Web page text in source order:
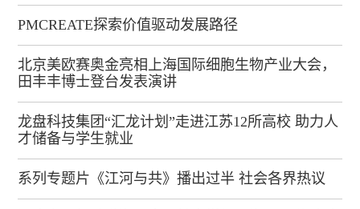
PMCREATE探索价值驱动发展路径
北京美欧赛奥金亮相上海国际细胞生物产业大会，
田丰丰博士登台发表演讲
龙盘科技集团“汇龙计划”走进江苏12所高校 助力人
才储备与学生就业
系列专题片《江河与共》播出过半 社会各界热议